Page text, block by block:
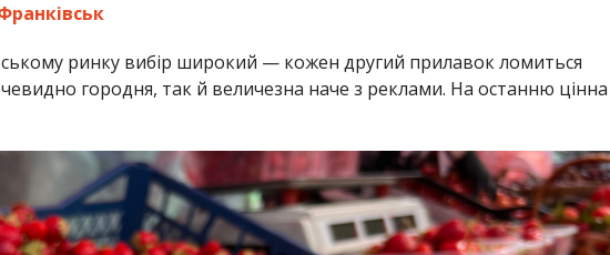
ринку вибір широкий — кожен другий прилавок ломиться
городня, так й величезна наче з реклами. На останню цінна